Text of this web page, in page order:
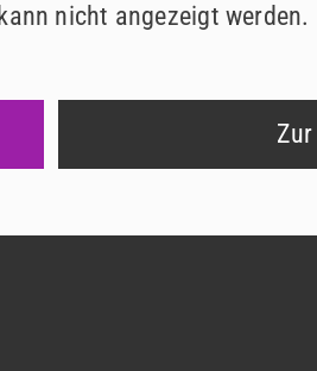
nicht angezeigt werden.